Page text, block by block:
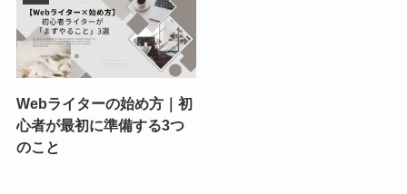
Webライターの始め方｜初
心者が最初に準備する3つ
のこと